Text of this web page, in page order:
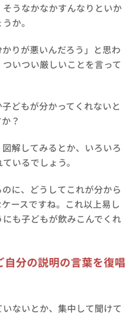
うなかなかすんなりといか
か。
りが悪いんだろう」と思わ
いつい厳しいことを言って
どもが分かってくれないと
？
解してみるとか、いろいろ
いるでしょう。
に、どうしてこれが分から
ースですね。これ以上易し
も子どもが飲みこんでくれ
自分の説明の言葉を復唱
ないとか、集中して聞けて